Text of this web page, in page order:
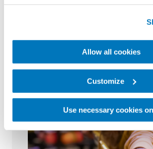
Allow all cookies
Customize
Use necessary cookies